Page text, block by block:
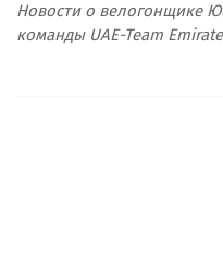
Новости о велогонщике
команды UAE-Team